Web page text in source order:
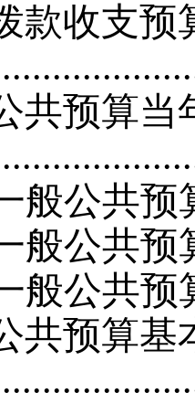
款收支预
共预算当
般公共
般公共
般公共
共预算基